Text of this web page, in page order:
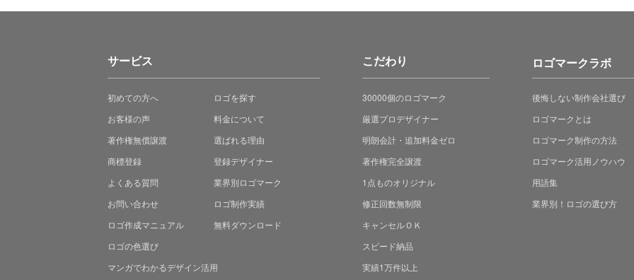
サービス
初めての方へ
ロゴを探す
お客様の声
料金について
著作権無償譲渡
選ばれる理由
商標登録
登録デザイナー
よくある質問
業界別ロゴマーク
お問い合わせ
ロゴ制作実績
ロゴ作成マニュアル
無料ダウンロード
ロゴの色選び
マンガでわかるデザイン活用
こだわり
30000個のロゴマーク
厳選プロデザイナー
明朗会計・追加料金ゼロ
著作権完全譲渡
1点ものオリジナル
修正回数無制限
キャンセルＯＫ
スピード納品
実績1万件以上
ロゴマークラボ
後悔しない制作会社選び
ロゴマークとは
ロゴマーク制作の方法
ロゴマーク活用ノウハウ
用語集
業界別！ロゴの選び方